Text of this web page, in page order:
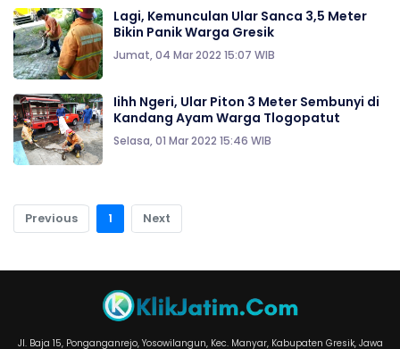
Lagi, Kemunculan Ular Sanca 3,5 Meter
Bikin Panik Warga Gresik
Jumat, 04 Mar 2022 15:07 WIB
Iihh Ngeri, Ular Piton 3 Meter Sembunyi di
Kandang Ayam Warga Tlogopatut
Selasa, 01 Mar 2022 15:46 WIB
Previous 1 Next
Jl. Baja 15, Ponganganrejo, Yosowilangun, Kec. Manyar, Kabupaten Gresik, Jawa